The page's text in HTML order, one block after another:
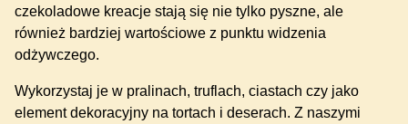
czekoladowe kreacje stają się nie tylko pyszne, ale
również bardziej wartościowe z punktu widzenia
odżywczego.
Wykorzystaj je w pralinach, truflach, ciastach czy jako
element dekoracyjny na tortach i deserach. Z naszymi